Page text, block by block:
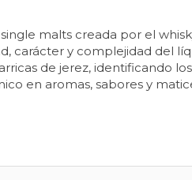
single malts creada por el
carácter y complejidad del
de jerez, identificando
en aromas, sabores y